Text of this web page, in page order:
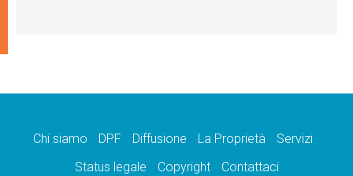
Chi siamo DPF Diffusione La Proprietà
Servizi
Status legale
Copyright Contattaci